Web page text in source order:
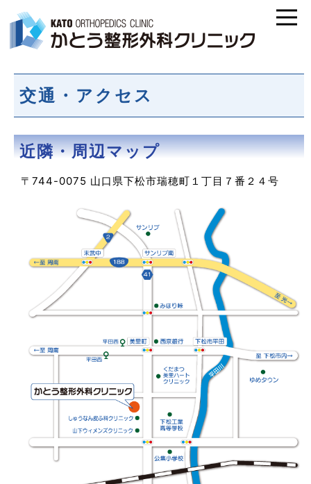
交通・アクセス
近隣・周辺マップ
〒744-0075 山口県下松市瑞穂町１丁目７番２４号